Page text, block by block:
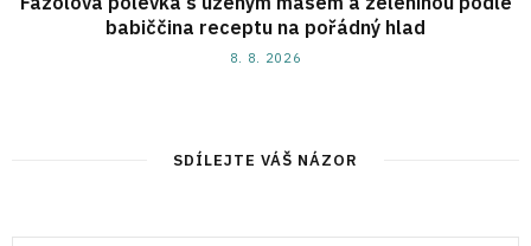
babiččina receptu na pořádný hlad
8. 8. 2026
SDÍLEJTE VÁŠ NÁZOR